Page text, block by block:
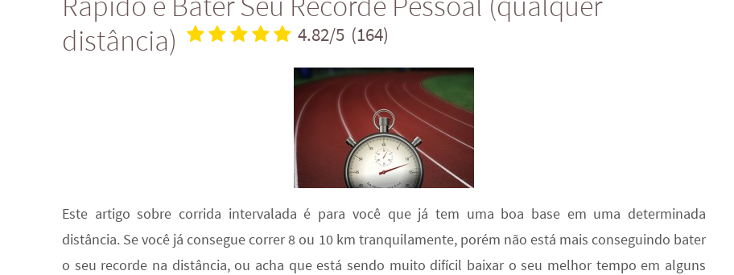
distância)
4.82/5 (164)
Este artigo sobre corrida intervalada é para você que já tem uma boa base em uma determinada
distância. Se você já consegue correr 8 ou 10 km tranquilamente, porém não está mais conseguindo bater
o seu recorde na distância, ou acha que está sendo muito difícil baixar o seu melhor tempo em alguns